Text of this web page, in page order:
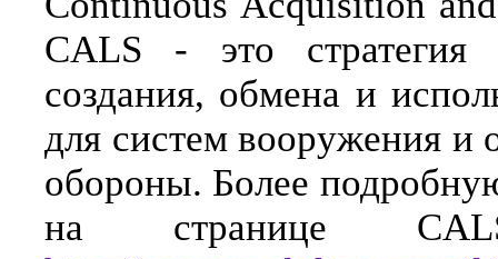
CALS - это стратегия
создания, обмена и
для систем вооружения и
обороны. Более
на странице